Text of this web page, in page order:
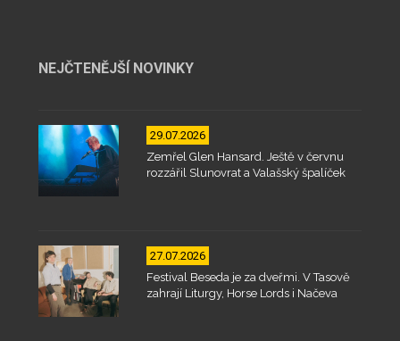
NEJČTENĚJŠÍ NOVINKY
29.07.2026
Zemřel Glen Hansard. Ještě v červnu
rozzářil Slunovrat a Valašský špalíček
27.07.2026
Festival Beseda je za dveřmi. V Tasově
zahrají Liturgy, Horse Lords i Načeva